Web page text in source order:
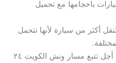
بأحجامها مع تحميل
أكثر من سيارة لأنها تتحمل
يتم ربط الونش مع GPS من أجل تتبع مسار ونش الكويت ٢٤